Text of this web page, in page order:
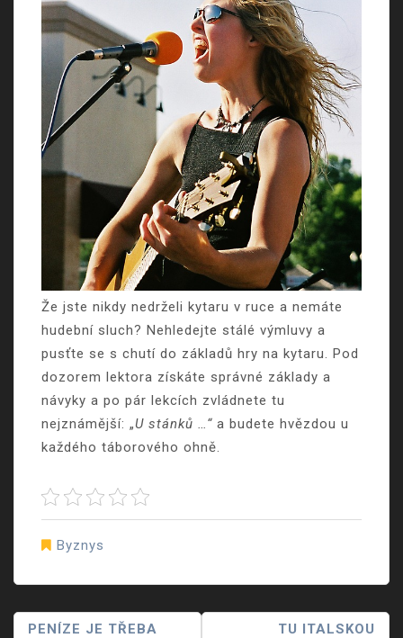
Že jste nikdy nedrželi kytaru v ruce a nemáte
hudební sluch? Nehledejte stálé výmluvy a
pusťte se s chutí do základů hry na kytaru. Pod
dozorem lektora získáte správné základy a
návyky a po pár lekcích zvládnete tu
nejznámější: „U stánků …“ a budete hvězdou u
každého táborového ohně.
Byznys
Navigace
PENÍZE JE TŘEBA TU ITALSKOU